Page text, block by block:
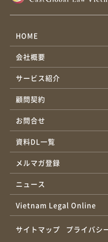
み火災保険の強制適用範囲保険
人の責任範囲故意・過失による
任分界点の実務事例ケース1：
朽化ケース3：自然災害 2020年政令136号（Nghị định
136/2020/NĐ-CP）により、以
れている。 7階以上または総容積10,000m³以上の共同住宅・集合
住宅 5階以上または総容積
業施設・教育機関等の公共施設 保険対象資産には建築構造体、付
属設備、在庫商品が含まれ、保
法第128条では、これらの基準
保険更新が義務付けられた。 火災保険契約は、以下の要素を必ず
記載する必要がある。 保険会社・契約者の基本情報 被保険資産の
詳細な物理的記述 保険金額と
dịch điện tử）に準拠したデジ
不履行があった場合、建物所
HOME
会社概要
サービス紹介
顧問契約
お問合せ
資料DL一覧
メルマガ登録
ニュース
Vietnam Legal Online
サイトマップ プライバシ